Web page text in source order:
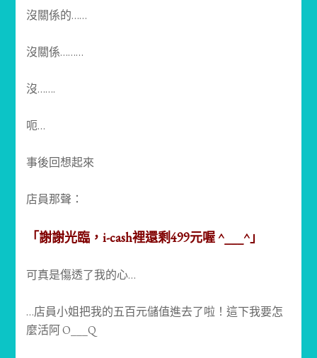
沒關係的……
沒關係………
沒…….
呃…
事後回想起來
店員那聲：
「謝謝光臨，i-cash裡還剩499元喔 ^___^」
可真是傷透了我的心…
…店員小姐把我的五百元儲值進去了啦！這下我要怎
麼活阿 O___Q